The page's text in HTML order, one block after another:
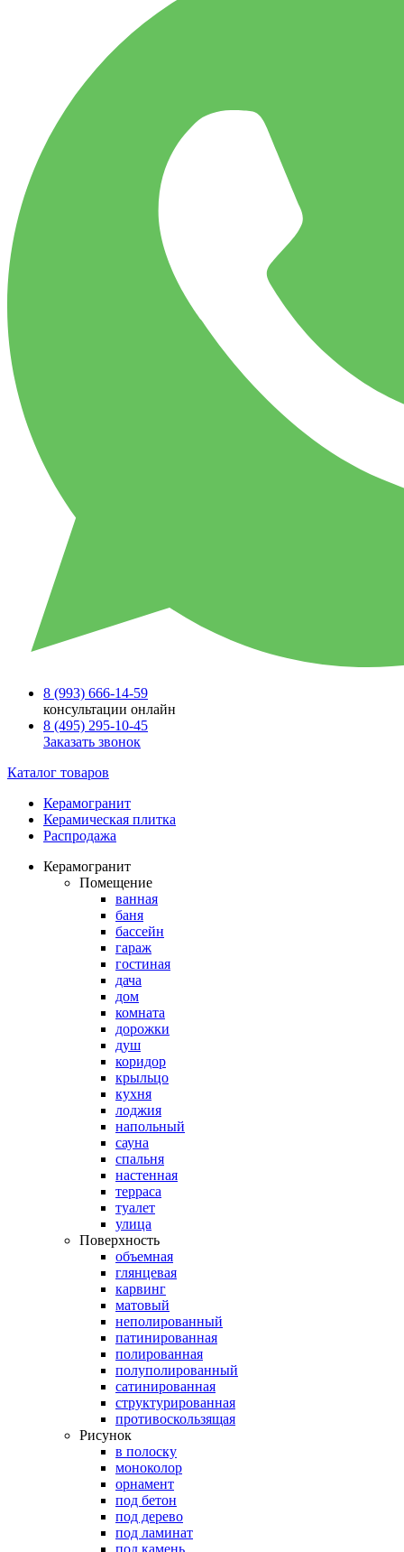
8 (993) 666-14-59
консультации онлайн
8 (495) 295-10-45
Заказать звонок
Каталог товаров
Керамогранит
Керамическая плитка
Распродажа
Керамогранит
Помещение
ванная
баня
бассейн
гараж
гостиная
дача
дом
комната
дорожки
душ
коридор
крыльцо
кухня
лоджия
напольный
сауна
спальня
настенная
терраса
туалет
улица
Поверхность
объемная
глянцевая
карвинг
матовый
неполированный
патинированная
полированная
полуполированный
сатинированная
структурированная
противоскользящая
Рисунок
в полоску
моноколор
орнамент
под бетон
под дерево
под ламинат
под камень